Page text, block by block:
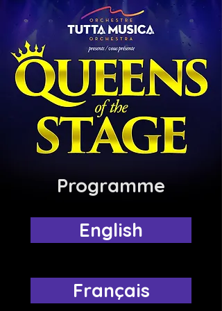
Programme
English
Français